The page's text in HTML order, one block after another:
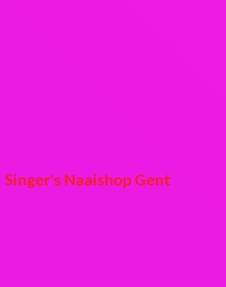
Singer's Naaishop Gent